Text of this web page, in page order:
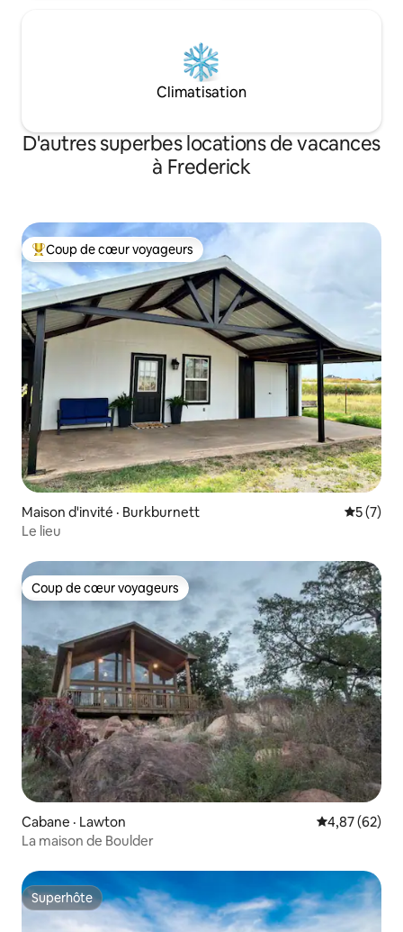
Climatisation
D'autres superbes locations de vacances
à Frederick
Coup de cœur voyageurs parmi les plus aimés
Coup de cœur voyageurs
Maison d'invité · Burkburnett Note
5 (7)
Le lieu
Coup de cœur voyageurs
Coup de cœur voyageurs
Cabane · Lawton Note
4,87 (62)
La maison de Boulder
Superhôte
Superhôte